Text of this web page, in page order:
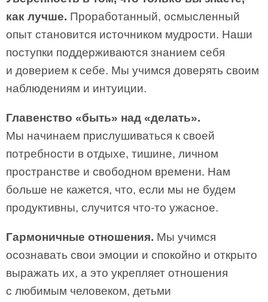
как лучше. Проработанный, осмысленный
опыт становится источником мудрости. Наши
поступки поддерживаются знанием себя
и доверием к себе. Мы учимся доверять своим
наблюдениям и интуиции.
Главенство «быть» над «делать».
Мы начинаем прислушиваться к своей
потребности в отдыхе, тишине, личном
пространстве и свободном времени. Нам
больше не кажется, что, если мы не будем
продуктивны, случится что-то ужасное.
Гармоничные отношения. Мы учимся
осознавать свои эмоции и спокойно и открыто
выражать их, а это укрепляет отношения
с любимым человеком, детьми